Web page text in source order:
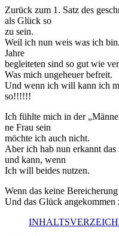
Zurück zum 1. Satz des
als Glück so
zu sein.
Weil ich nun weis was ich
Jahre
begleiteten sind so gut wie
Was mich ungeheuer befreit.
Und wenn ich will kann ich
so!!!!!!
Ich fühlte mich in der
ne Frau sein
möchte ich auch nicht.
Aber ich hab nun erkannt
und kann, wenn
Ich will beides nutzen.
Wenn das keine
Und das Glück angekommen